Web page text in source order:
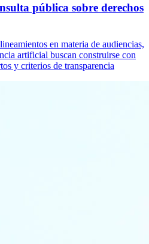
pública sobre derechos
en materia de audiencias,
artificial buscan construirse con
y criterios de transparencia